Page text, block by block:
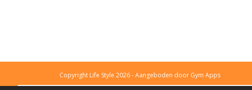
Copyright Life Style 2026 - Aangeboden door Gym Apps